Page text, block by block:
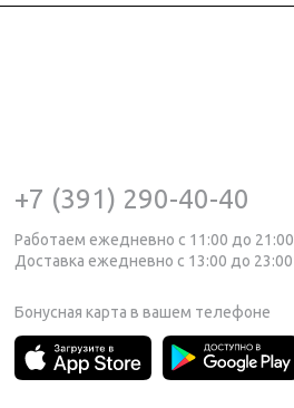
+7 (391) 290-40-40
Работаем ежедневно с 11:00 до 21:00
Доставка ежедневно с 13:00 до 23:00
Бонусная карта в вашем телефоне